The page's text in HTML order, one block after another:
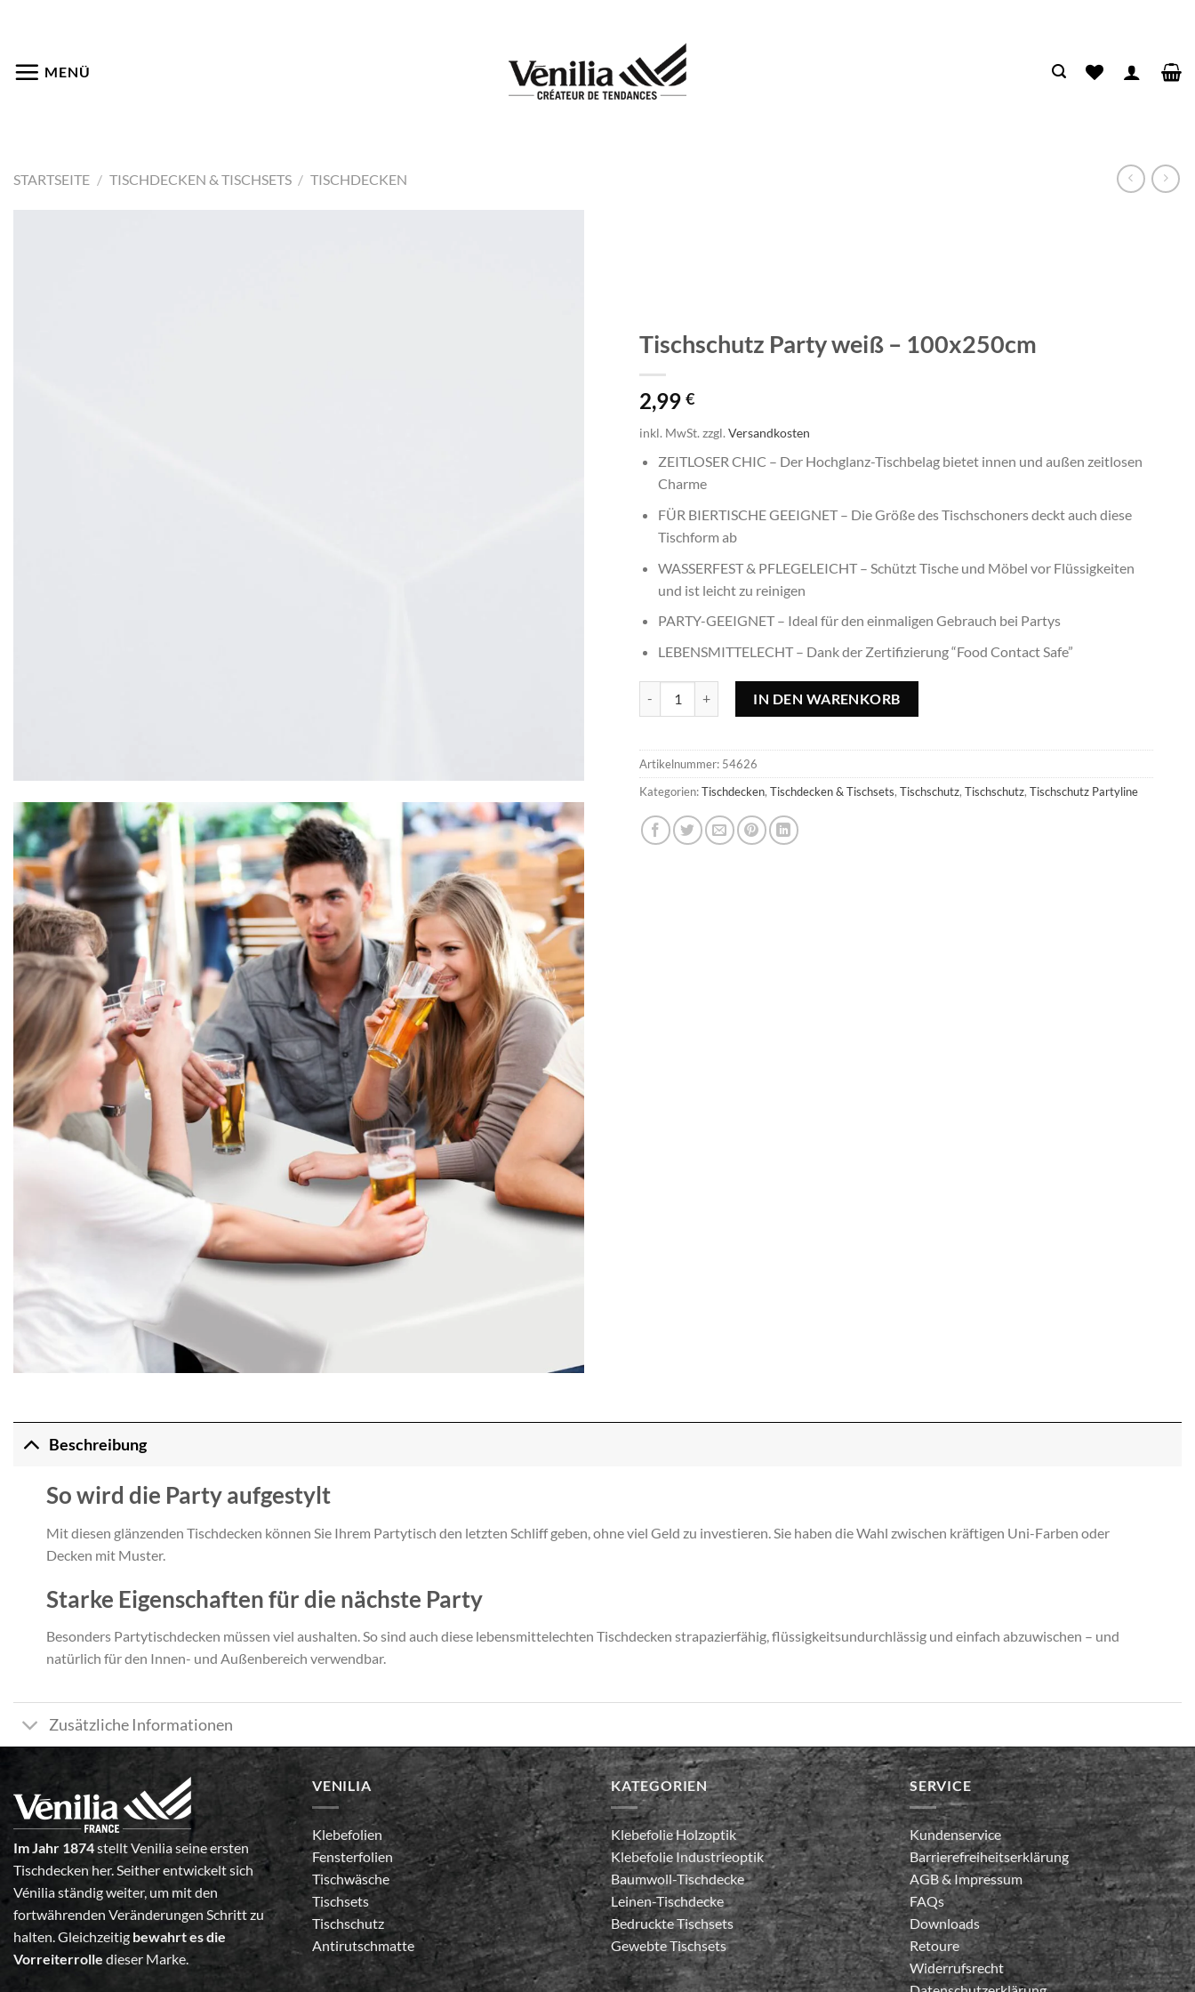
MENÜ
STARTSEITE / TISCHDECKEN & TISCHSETS / TISCHDECKEN
Tischschutz Party weiß – 100x250cm
2,99€
inkl. MwSt.zzgl.Versandkosten
ZEITLOSER CHIC – Der Hochglanz-Tischbelag bietet innen und außen zeitlosen
Charme
FÜR BIERTISCHE GEEIGNET – Die Größe des Tischschoners deckt auch diese
Tischform ab
WASSERFEST & PFLEGELEICHT – Schützt Tische und Möbel vor Flüssigkeiten
und ist leicht zu reinigen
PARTY-GEEIGNET – Ideal für den einmaligen Gebrauch bei Partys
LEBENSMITTELECHT – Dank der Zertifizierung “Food Contact Safe”
IN DEN WARENKORB
Artikelnummer: 54626
Kategorien:Tischdecken,Tischdecken & Tischsets,Tischschutz,Tischschutz,Tischschutz Partyline
Beschreibung
So wird die Party aufgestylt
Mit diesen glänzenden Tischdecken können Sie Ihrem Partytisch den letzten Schliff geben, ohne viel Geld zu investieren. Sie haben die Wahl zwischen kräftigen Uni-Farben oder
Decken mit Muster.
Starke Eigenschaften für die nächste Party
Besonders Partytischdecken müssen viel aushalten. So sind auch diese lebensmittelechten Tischdecken strapazierfähig, flüssigkeitsundurchlässig und einfach abzuwischen – und
natürlich für den Innen- und Außenbereich verwendbar.
Zusätzliche Informationen
Im Jahr 1874stellt Venilia seine ersten
Tischdecken her. Seither entwickelt sich
Vénilia ständig weiter, um mit den
fortwährenden Veränderungen Schritt zu
halten. Gleichzeitig bewahrt es die
Vorreiterrolle dieser Marke.
VENILIA
Klebefolien
Fensterfolien
Tischwäsche
Tischsets
Tischschutz
Antirutschmatte
KATEGORIEN
Klebefolie Holzoptik
Klebefolie Industrieoptik
Baumwoll-Tischdecke
Leinen-Tischdecke
Bedruckte Tischsets
Gewebte Tischsets
SERVICE
Kundenservice
Barrierefreiheitserklärung
AGB&Impressum
FAQs
Downloads
Retoure
Widerrufsrecht